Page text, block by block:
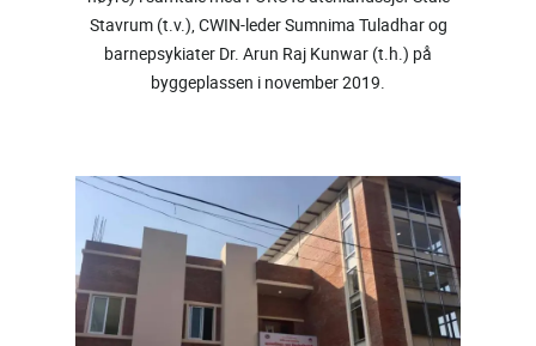
Stavrum (t.v.), CWIN-leder Sumnima Tuladhar og
barnepsykiater Dr. Arun Raj Kunwar (t.h.) på
byggeplassen i november 2019.